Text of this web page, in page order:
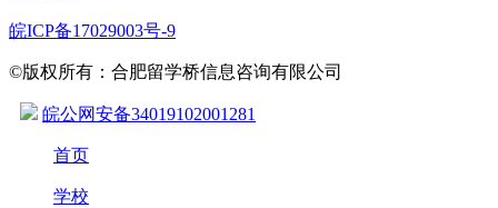
皖ICP备17029003号-9
©版权所有：合肥留学桥信息咨询有限公司
皖公网安备34019102001281
首页
学校